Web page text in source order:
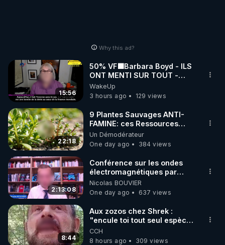
Why this ad?
15:56
50% VF🟩Barbara Boyd - ILS
ONT MENTI SUR TOUT -
Jocelyne Traduction
WakeUp
3 hours ago
129 views
22:18
9 Plantes Sauvages ANTI-
FAMINE: ces Ressources
JARDIN&des Haies
Un Démodérateur
One day ago
384 views
2:13:08
Conférence sur les ondes
électromagnétiques par
Grégoire Caustru et Bart de
Wever !
Nicolas BOUVIER
One day ago
637 views
8:44
Aux zozos chez Shrek :
"encule toi tout seul espèce
de mal polish"
CCH
8 hours ago
309 views